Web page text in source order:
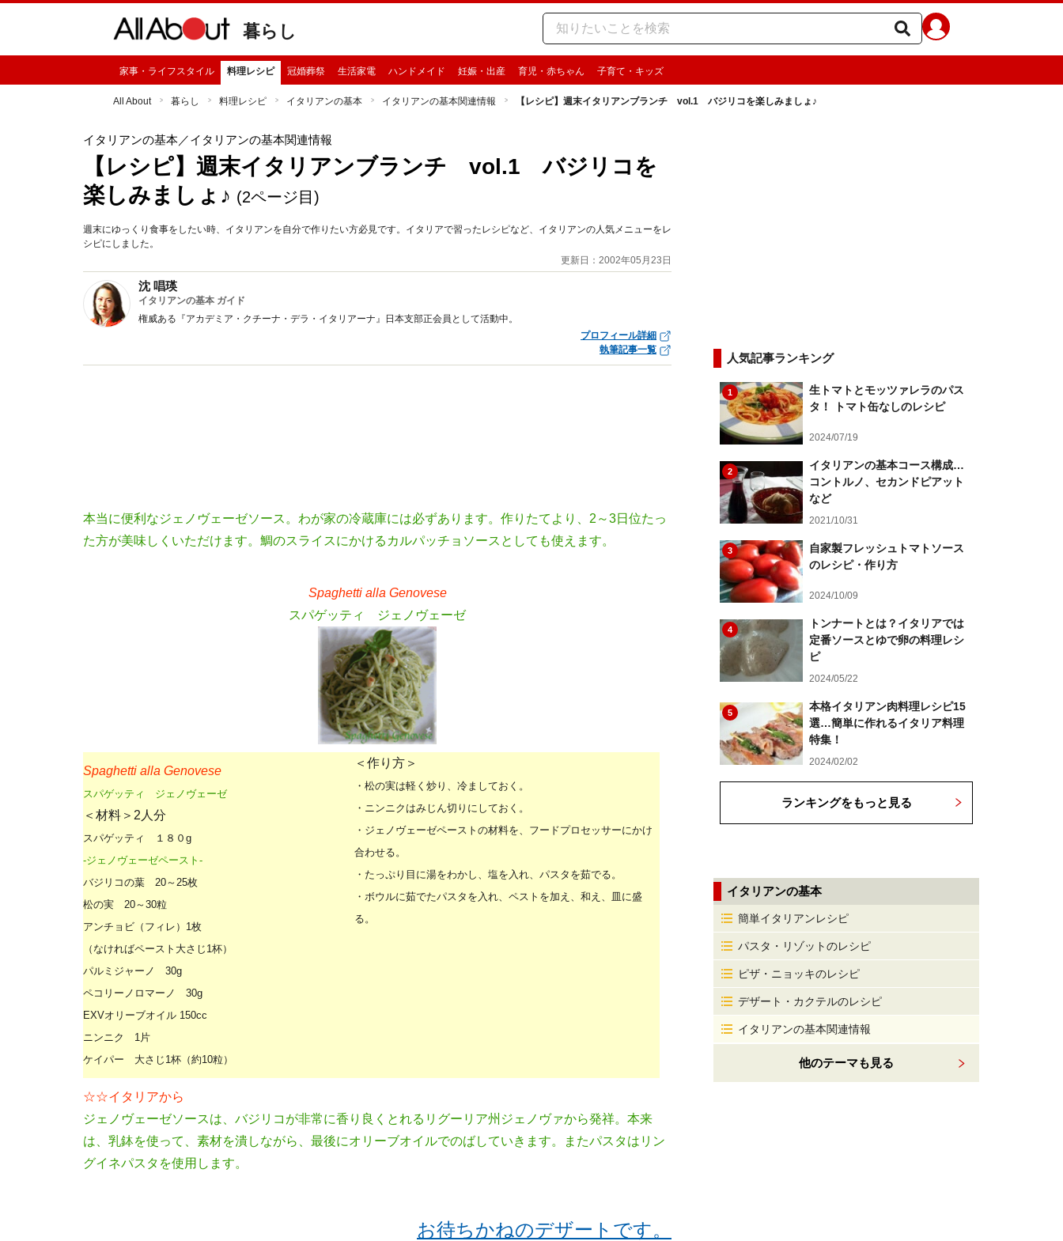
暮らし
家事・ライフスタイル 料理レシピ 冠婚葬祭 生活家電 ハンドメイド 妊娠・出産 育児・赤ちゃん 子育て・キッズ
All About 暮らし 料理レシピ イタリアンの基本 イタリアンの基本関連情報 【レシピ】週末イタリアンブランチ vol.1 バジリコを楽しみましょ♪
イタリアンの基本／イタリアンの基本関連情報
【レシピ】週末イタリアンブランチ vol.1 バジリコを
楽しみましょ♪ (2ページ目)
週末にゆっくり食事をしたい時、イタリアンを自分で作りたい方必見です。イタリアで習ったレシピなど、イタリアンの人気メニューをレ
シピにしました。
更新日：2002年05月23日
沈 唱瑛
イタリアンの基本 ガイド
権威ある『アカデミア・クチーナ・デラ・イタリアーナ』日本支部正会員として活動中。
プロフィール詳細
執筆記事一覧
本当に便利なジェノヴェーゼソース。わが家の冷蔵庫には必ずあります。作りたてより、2～3日位たっ
た方が美味しくいただけます。鯛のスライスにかけるカルパッチョソースとしても使えます。
Spaghetti alla Genovese
スパゲッティ ジェノヴェーゼ
Spaghetti alla Genovese
スパゲッティ ジェノヴェーゼ
＜材料＞2人分
スパゲッティ １８０g
-ジェノヴェーゼペースト-
バジリコの葉 20～25枚
松の実 20～30粒
アンチョビ（フィレ）1枚
（なければペースト大さじ1杯）
パルミジャーノ 30g
ペコリーノロマーノ 30g
EXVオリーブオイル 150cc
ニンニク 1片
ケイパー 大さじ1杯（約10粒）
＜作り方＞
・松の実は軽く炒り、冷ましておく。
・ニンニクはみじん切りにしておく。
・ジェノヴェーゼペーストの材料を、フードプロセッサーにかけ
合わせる。
・たっぷり目に湯をわかし、塩を入れ、パスタを茹でる。
・ボウルに茹でたパスタを入れ、ペストを加え、和え、皿に盛
る。
☆☆イタリアから
ジェノヴェーゼソースは、バジリコが非常に香り良くとれるリグーリア州ジェノヴァから発祥。本来
は、乳鉢を使って、素材を潰しながら、最後にオリーブオイルでのばしていきます。またパスタはリン
グイネパスタを使用します。
お待ちかねのデザートです。
人気記事ランキング
1
生トマトとモッツァレラのパス
タ！ トマト缶なしのレシピ
2024/07/19
2
イタリアンの基本コース構成…
コントルノ、セカンドピアット
など
2021/10/31
3
自家製フレッシュトマトソース
のレシピ・作り方
2024/10/09
4
トンナートとは？イタリアでは
定番ソースとゆで卵の料理レシ
ピ
2024/05/22
5
本格イタリアン肉料理レシピ15
選…簡単に作れるイタリア料理
特集！
2024/02/02
ランキングをもっと見る
イタリアンの基本
簡単イタリアンレシピ
パスタ・リゾットのレシピ
ピザ・ニョッキのレシピ
デザート・カクテルのレシピ
イタリアンの基本関連情報
他のテーマも見る